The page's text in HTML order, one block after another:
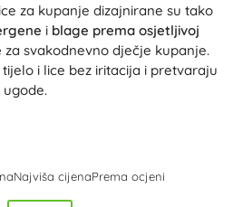
za kupanje dizajnirane su tako
i blage prema osjetljivoj
za svakodnevno dječje kupanje.
i lice bez iritacija i pretvaraju
potrebama vašeg djeteta:
ekstra nježna bambusova
ravni šavovi i praktična omčica
i lako vješanje. Waschlapice
Najviša cijenaPrema ocjeni